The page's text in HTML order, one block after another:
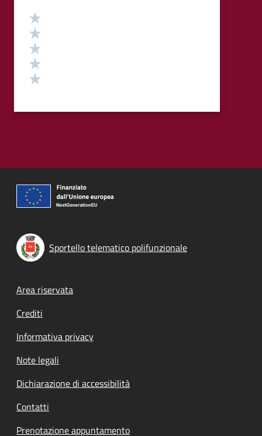
Valutazione
Sportello telematico polifunzionale
Footer menu
Area riservata
Crediti
Informativa privacy
Note legali
Dichiarazione di accessibilità
Contatti
Prenotazione appuntamento